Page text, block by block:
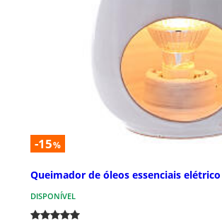
-15%
Queimador de óleos essenciais
DISPONÍVEL